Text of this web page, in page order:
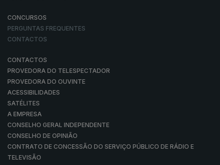
CONCURSOS
PERGUNTAS FREQUENTES
CONTACTOS
CONTACTOS
PROVEDORA DO TELESPECTADOR
PROVEDORA DO OUVINTE
ACESSIBILIDADES
SATÉLITES
A EMPRESA
CONSELHO GERAL INDEPENDENTE
CONSELHO DE OPINIÃO
CONTRATO DE CONCESSÃO DO SERVIÇO PÚBLICO DE RÁDIO E
TELEVISÃO